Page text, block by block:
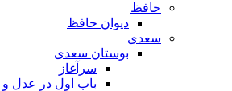
حافظ
دیوان حافظ
سعدی
بوستان سعدی
سرآغاز
باب اول در عدل و